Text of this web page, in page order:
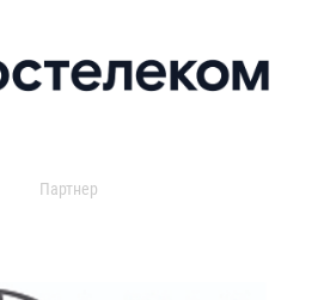
Партнер